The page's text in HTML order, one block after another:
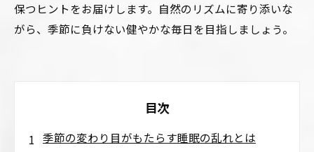
保つヒントをお届けします。自然のリズムに寄り添いな
がら、季節に負けない健やかな毎日を目指しましょう。
目次
季節の変わり目がもたらす睡眠の乱れとは